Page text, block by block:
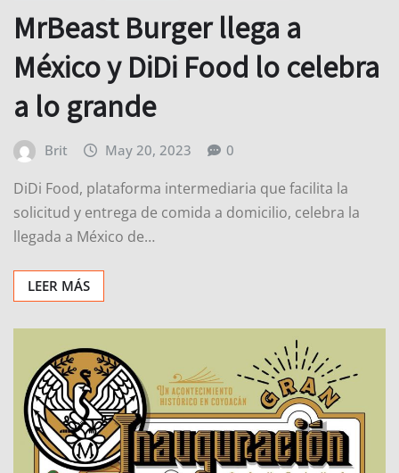
MrBeast Burger llega a
México y DiDi Food lo celebra
a lo grande
Brit May 20, 2023 0
DiDi Food, plataforma intermediaria que facilita la
solicitud y entrega de comida a domicilio, celebra la
llegada a México de…
LEER MÁS